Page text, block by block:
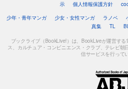
示
個人情報保護方針
少年・青年マンガ
少女・女性マンガ ラノベ
真集
TL
ブックライブ（BookLive!）は、BookLiveが運営す
ス、カルチュア・コンビニエンス・クラブ、テレビ朝
信サービスを行って